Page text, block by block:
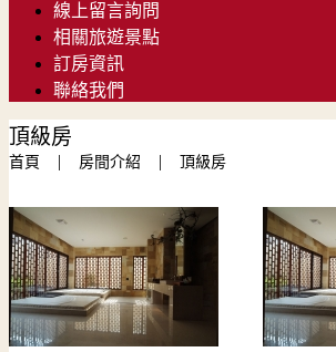
線上留言詢問
相關旅遊景點
訂房資訊
聯絡我們
頂級房
首頁 | 房間介紹 | 頂級房